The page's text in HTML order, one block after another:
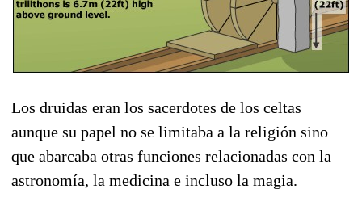
Los druidas eran los sacerdotes de los celtas
aunque su papel no se limitaba a la religión sino
que abarcaba otras funciones relacionadas con la
astronomía, la medicina e incluso la magia.